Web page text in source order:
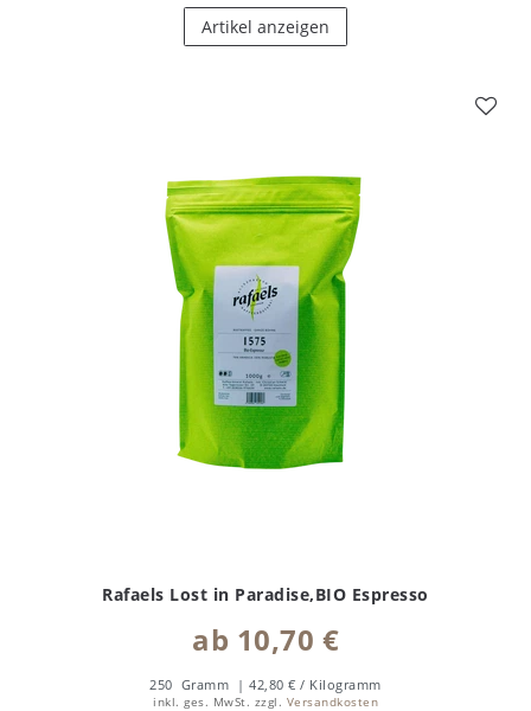
Artikel anzeigen
Rafaels Lost in Paradise,BIO Espresso
ab 10,70 €
250 Gramm | 42,80 € / Kilogramm
inkl. ges. MwSt. zzgl. Versandkosten